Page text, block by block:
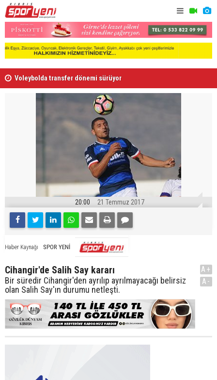
Voleybolda transfer dönemi sürüyor
20:00 21 Temmuz 2017
Haber Kaynağı SPOR YENİ
Cihangir'de Salih Say kararı
Bir süredir Cihangir'den ayrılıp ayrılmayacağı belirsiz
olan Salih Say'ın durumu netleşti.
A+
A-